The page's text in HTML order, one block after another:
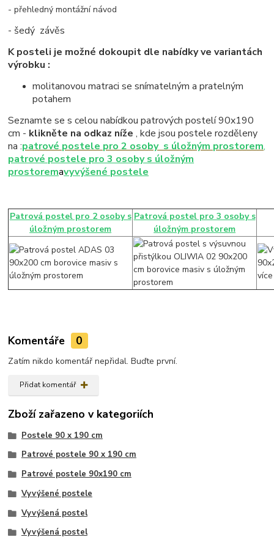
- přehledný montážní návod
- šedý závěs
K posteli je možné dokoupit dle nabídky ve variantách
výrobku :
molitanovou matraci se snímatelným a pratelným
potahem
Seznamte se s celou nabídkou patrových postelí 90x190
cm - klikněte na odkaz níže , kde jsou postele rozděleny
na :patrové postele pro 2 osoby s úložným prostorem,
patrové postele pro 3 osoby s úložným
prostoremavyvýšené postele
Patrová postel pro 2 osoby s
úložným prostorem
Patrová postel pro 3 osoby s
úložným prostorem
Komentáře 0
Zatím nikdo komentář nepřidal. Buďte první.
Přidat komentář
Zboží zařazeno v kategoriích
Postele 90 x 190 cm
Patrové postele 90 x 190 cm
Patrové postele 90x190 cm
Vyvýšené postele
Vyvýšená postel
Vyvýšená postel